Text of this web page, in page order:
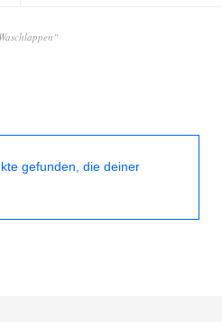
gefunden, die deiner